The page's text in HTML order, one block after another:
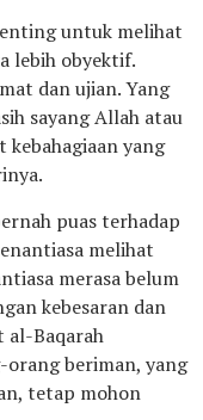
untuk melihat
lebih obyektif.
dan ujian. Yang
sayang Allah atau
yang
puas terhadap
melihat
merasa belum
kebesaran dan
al-Baqarah
orang beriman, yang
tetap mohon